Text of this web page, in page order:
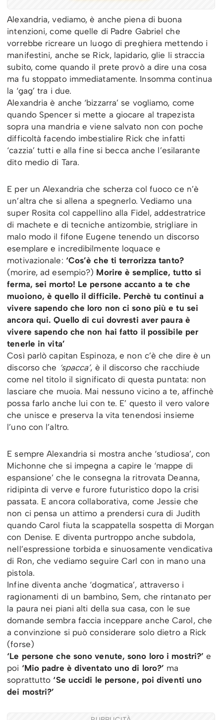
Alexandria, vediamo, è anche piena di buona
intenzioni, come quelle di Padre Gabriel che
vorrebbe ricreare un luogo di preghiera mettendo i
manifestini, anche se Rick, lapidario, glie li straccia
subito, come quando il prete provò a dire una cosa
ma fu stoppato immediatamente. Insomma continua
la ‘gag’ tra i due.
Alexandria è anche ‘bizzarra’ se vogliamo, come
quando Spencer si mette a giocare al trapezista
sopra una mandria e viene salvato non con poche
difficoltà facendo imbestialire Rick che infatti
‘cazzia’ tutti e alla fine si becca anche l’esilarante
dito medio di Tara.
E per un Alexandria che scherza col fuoco ce n’è
un’altra che si allena a spegnerlo. Vediamo una
super Rosita col cappellino alla Fidel, addestratrice
di machete e di tecniche antizombie, strigliare in
malo modo il fifone Eugene tenendo un discorso
esemplare e incredibilmente loquace e
motivazionale: ‘Cos’è che ti terrorizza tanto?
(morire, ad esempio?) Morire è semplice, tutto si
ferma, sei morto! Le persone accanto a te che
muoiono, è quello il difficile. Perchè tu continui a
vivere sapendo che loro non ci sono più e tu sei
ancora qui. Quello di cui dovresti aver paura è
vivere sapendo che non hai fatto il possibile per
tenerle in vita’
Così parlò capitan Espinoza, e non c’è che dire è un
discorso che ‘spacca’, è il discorso che racchiude
come nel titolo il significato di questa puntata: non
lasciare che muoia. Mai nessuno vicino a te, affinchè
possa farlo anche lui con te. E’ questo il vero valore
che unisce e preserva la vita tenendosi insieme
l’uno con l’altro.
E sempre Alexandria si mostra anche ‘studiosa’, con
Michonne che si impegna a capire le ‘mappe di
espansione’ che le consegna la ritrovata Deanna,
ridipinta di verve e furore futuristico dopo la crisi
passata. E ancora collaborativa, come Jessie che
non ci pensa un attimo a prendersi cura di Judith
quando Carol fiuta la scappatella sospetta di Morgan
con Denise. E diventa purtroppo anche subdola,
nell’espressione torbida e sinuosamente vendicativa
di Ron, che vediamo seguire Carl con in mano una
pistola.
Infine diventa anche ‘dogmatica’, attraverso i
ragionamenti di un bambino, Sem, che rintanato per
la paura nei piani alti della sua casa, con le sue
domande sembra faccia inceppare anche Carol, che
a convinzione si può considerare solo dietro a Rick
(forse)
‘Le persone che sono venute, sono loro i mostri?’ e
poi ‘Mio padre è diventato uno di loro?’ ma
soprattutto ‘Se uccidi le persone, poi diventi uno
dei mostri?’